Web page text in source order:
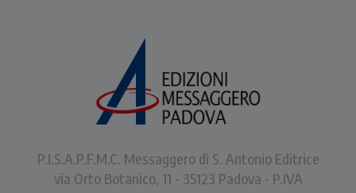
P.I.S.A.P.F.M.C. Messaggero di S. Antonio Editrice
via Orto Botanico, 11 - 35123 Padova - P.IVA